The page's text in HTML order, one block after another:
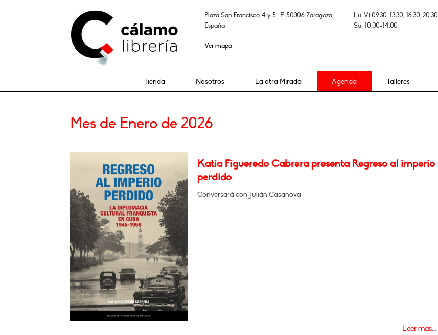
Plaza San Francisco, 4 y 5. E-50006 Zaragoza,
España
Ver mapa
Lu-Vi 09.30-13.30, 16.30-20.30
Sa: 10.00-14.00
Tienda Nosotros La otra Mirada Agenda Talleres
Mes de Enero de 2026
Katia Figueredo Cabrera presenta Regreso al imperio
perdido
Conversará con Julián Casanova
Leer más...